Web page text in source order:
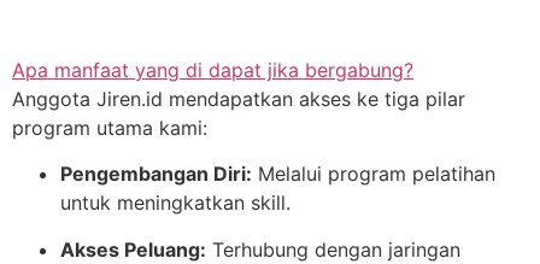
Apa manfaat yang di dapat jika bergabung?
Anggota Jiren.id mendapatkan akses ke tiga pilar
program utama kami:
Pengembangan Diri: Melalui program pelatihan
untuk meningkatkan skill.
Akses Peluang: Terhubung dengan jaringan